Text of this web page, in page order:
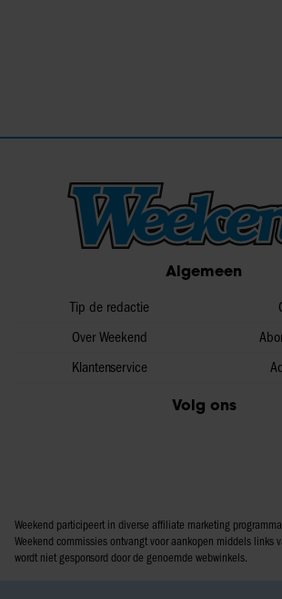
Algemeen
Tip de redactie
Over Weekend
Klantenservice
Volg ons
Weekend participeert in diverse affiliate marketing
Weekend commissies ontvangt voor aankopen middels links
wordt niet gesponsord door de genoemde webwinkels.